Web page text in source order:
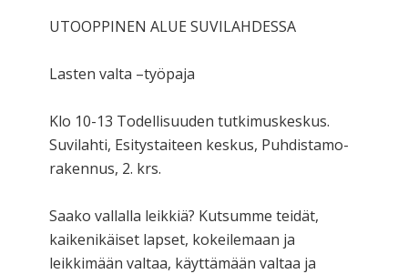
UTOOPPINEN ALUE SUVILAHDESSA
Lasten valta –työpaja
Klo 10-13 Todellisuuden tutkimuskeskus.
Suvilahti, Esitystaiteen keskus, Puhdistamo-
rakennus, 2. krs.
Saako vallalla leikkiä? Kutsumme teidät,
kaikenikäiset lapset, kokeilemaan ja
leikkimään valtaa, käyttämään valtaa ja